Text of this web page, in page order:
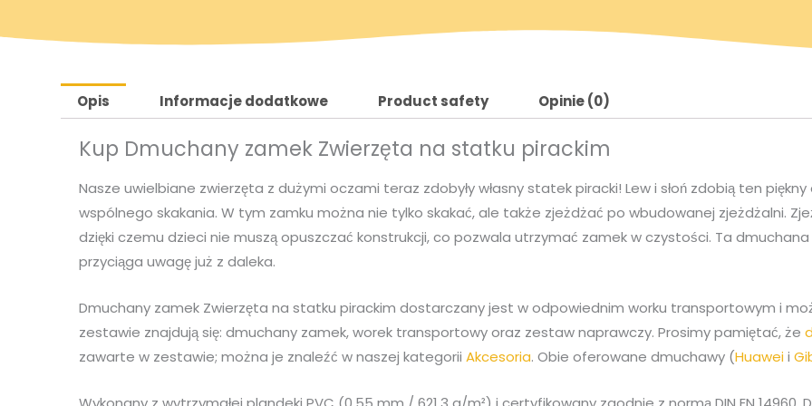
n
a
c
n
a
a
c
e
a
w
Opis Informacje dodatkowe Product safety Opinie (0)
Kup Dmuchany zamek Zwierzęta na statku pirackim
Nasze uwielbiane zwierzęta z dużymi oczami teraz zdobyły własny statek piracki! Lew i słoń zdobią ten
wspólnego skakania. W tym zamku można nie tylko skakać, ale także zjeżdżać po wbudowanej zjeżdżalni.
dzięki czemu dzieci nie muszą opuszczać konstrukcji, co pozwala utrzymać zamek w czystości. Ta
przyciąga uwagę już z daleka.
Dmuchany zamek Zwierzęta na statku pirackim dostarczany jest w odpowiednim worku transportowym i
zestawie znajdują się: dmuchany zamek, worek transportowy oraz zestaw naprawczy. Prosimy pamiętać, że
zawarte w zestawie; można je znaleźć w naszej kategoriiAkcesoria. Obie oferowane dmuchawy (Huaweii